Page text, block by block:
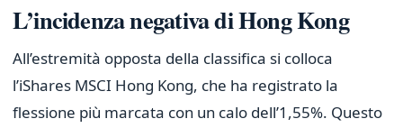
L’incidenza negativa di Hong Kong
All’estremità opposta della classifica si colloca
l’iShares MSCI Hong Kong, che ha registrato la
flessione più marcata con un calo dell’1,55%. Questo